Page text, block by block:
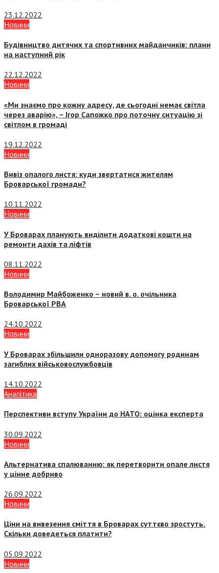
23.12.2022
Новини
Будівництво дитячих та спортивних майданчиків: плани
на наступний рік
22.12.2022
Новини
«Ми знаємо про кожну адресу, де сьогодні немає світла
через аварію», – Ігор Сапожко про поточну ситуацію зі
світлом в громаді
19.12.2022
Новини
Вивіз опалого листя: куди звертатися жителям
Броварської громади?
10.11.2022
Новини
У Броварах планують виділити додаткові кошти на
ремонти дахів та ліфтів
08.11.2022
Новини
Володимир Майбоженко – новий в. о. очільника
Броварської РВА
24.10.2022
Новини
У Броварах збільшили одноразову допомогу родинам
загиблих військовослужбовців
14.10.2022
Аналітика
Перспективи вступу України до НАТО: оцінка експерта
30.09.2022
Новини
Альтернатива спалюванню: як перетворити опале листя
у цінне добриво
26.09.2022
Новини
Ціни на вивезення сміття в Броварах суттєво зростуть.
Скільки доведеться платити?
05.09.2022
Новини